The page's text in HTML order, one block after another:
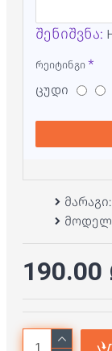
შენიშვნა:
რეიტინგი
ცუდი
მარაგი:
190.00